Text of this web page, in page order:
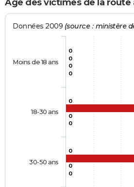
Age des victimes de la route
Données 2009 (source : ministère
0
0
0
0
0
0
0
0
0
0
Moins de 18 ans
18-30 ans
30-50 ans